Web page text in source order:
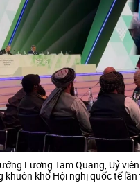
Lương Tam Quang, Uỷ
khuôn khổ Hội nghị quốc tế